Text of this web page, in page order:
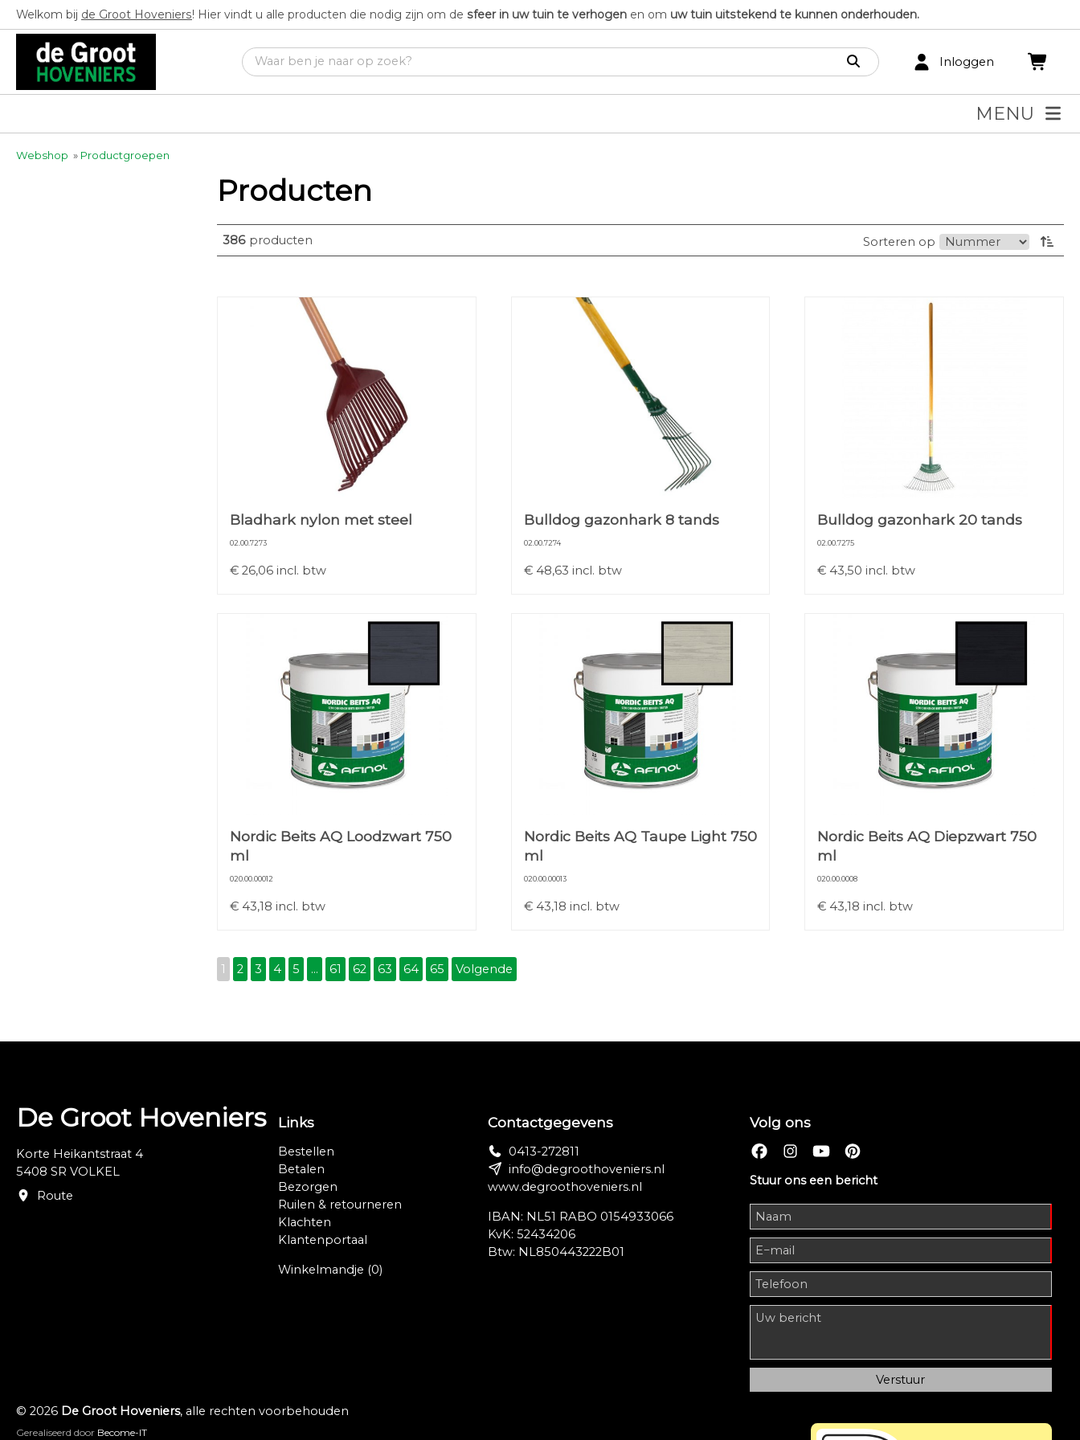
Welkom bij de Groot Hoveniers! Hier vindt u alle producten die nodig zijn om de sfeer in uw tuin te verhogen en om uw tuin uitstekend te kunnen onderhouden.
Inloggen
MENU
Webshop » Productgroepen
Producten
386 producten Sorteren op
Bladhark nylon met steel
02.00.7273
€ 26,06 incl. btw
Bulldog gazonhark 8 tands
02.00.7274
€ 48,63 incl. btw
Bulldog gazonhark 20 tands
02.00.7275
€ 43,50 incl. btw
Nordic Beits AQ Loodzwart 750
ml
020.00.00012
€ 43,18 incl. btw
Nordic Beits AQ Taupe Light 750
ml
020.00.00013
€ 43,18 incl. btw
Nordic Beits AQ Diepzwart 750
ml
020.00.0008
€ 43,18 incl. btw
1 2 3 4 5 ... 61 62 63 64 65 Volgende
De Groot Hoveniers
Korte Heikantstraat 4
5408 SR VOLKEL
Route
Links
Bestellen
Betalen
Bezorgen
Ruilen & retourneren
Klachten
Klantenportaal
Winkelmandje (0)
Contactgegevens
0413-272811
info@degroothoveniers.nl
www.degroothoveniers.nl
IBAN: NL51 RABO 0154933066
KvK: 52434206
Btw: NL850443222B01
Volg ons
Stuur ons een bericht
© 2026 De Groot Hoveniers, alle rechten voorbehouden
Gerealiseerd door Become-IT